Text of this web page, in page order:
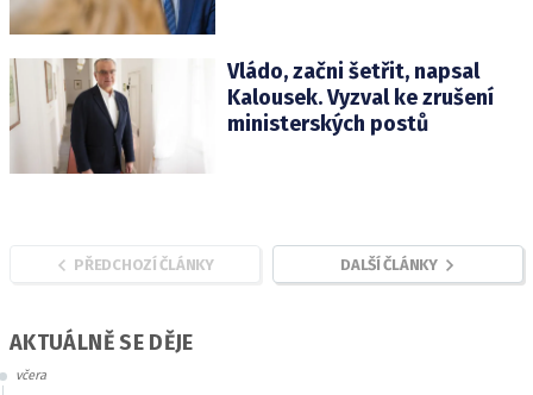
Vládo, začni šetřit, napsal
Kalousek. Vyzval ke zrušení
ministerských postů
PŘEDCHOZÍ ČLÁNKY DALŠÍ ČLÁNKY
AKTUÁLNĚ SE DĚJE
včera